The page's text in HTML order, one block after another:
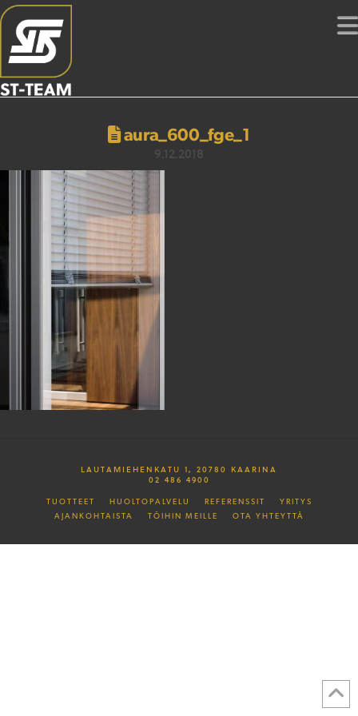
aura_600_fge_1
LAUTAMIEHENKATU 1, 20780 KAARINA
02 486 4900
TUOTTEET HUOLTOPALVELU REFERENSSIT
YRITYS
AJANKOHTAISTA
TÖIHIN MEILLE OTA YHTEYTTÄ